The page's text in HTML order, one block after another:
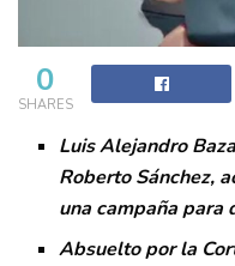
0
SHARES
Luis Alejandro
Roberto Sánchez,
una campaña para
Absuelto por la